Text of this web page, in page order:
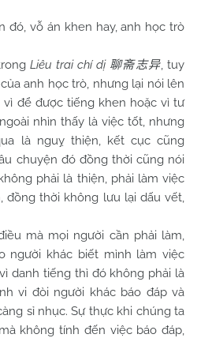
đó, vỗ án khen hay, anh học trò
Liêu trai chí dị 聊斋志异, tuy
anh học trò, nhưng lại nói lên
để được tiếng khen hoặc vì tư
nhìn thấy là việc tốt, nhưng
là nguỵ thiện, kết cục cũng
chuyện đó đồng thời cũng nói
phải là thiện, phải làm việc
đồng thời không lưu lại dấu vết,
mà mọi người cần phải làm,
người khác biết mình làm việc
danh tiếng thì đó không phải là
vi đòi người khác báo đáp và
sỉ nhục. Sự thực khi chúng ta
không tính đến việc báo đáp,